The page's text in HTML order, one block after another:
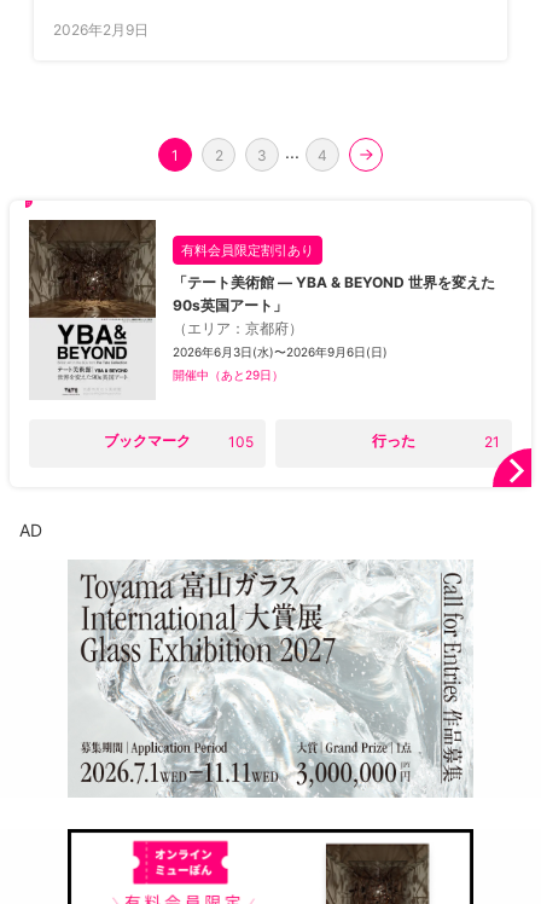
2026年2月9日
1 2 3 ... 4
有料会員限定割引あり
「テート美術館 ― YBA & BEYOND 世界を変えた
90s英国アート」
（ エリア ：京都府）
2026年6月3日(水)〜2026年9月6日(日)
開催中 （あと29日）
ブックマーク 105 行った 21
AD